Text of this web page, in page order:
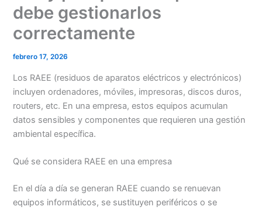
debe gestionarlos
correctamente
febrero 17, 2026
Los RAEE (residuos de aparatos eléctricos y electrónicos)
incluyen ordenadores, móviles, impresoras, discos duros,
routers, etc. En una empresa, estos equipos acumulan
datos sensibles y componentes que requieren una gestión
ambiental específica.
Qué se considera RAEE en una empresa
En el día a día se generan RAEE cuando se renuevan
equipos informáticos, se sustituyen periféricos o se